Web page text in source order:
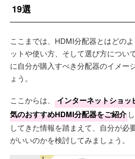
19選
ここまでは、HDMI分配器とはどの
ットや使い方、そして選び方につい
に自分が購入すべき分配器のイメー
ょう。
ここからは、
インターネットショ
気のおすすめHDMI分配器をご紹介
してきた情報を踏まえて、自分が必
がいいのかを検討してみましょう。